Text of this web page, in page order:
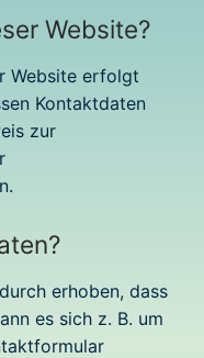
Website?
Website erfolgt
Kontaktdaten
zur
erhoben, dass
es sich z. B. um